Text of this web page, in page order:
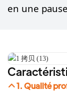
en une
1. Qualité